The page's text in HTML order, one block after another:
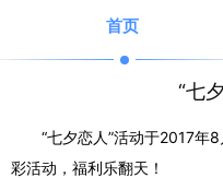
首页
“七
“七夕恋人”活动于2017年
彩活动，福利乐翻天！